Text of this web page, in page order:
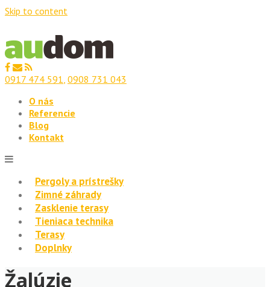
Skip to content
0917 474 591, 0908 731 043
O nás
Referencie
Blog
Kontakt
Pergoly a prístrešky
Zimné záhrady
Zasklenie terasy
Tieniaca technika
Terasy
Doplnky
Žalúzie